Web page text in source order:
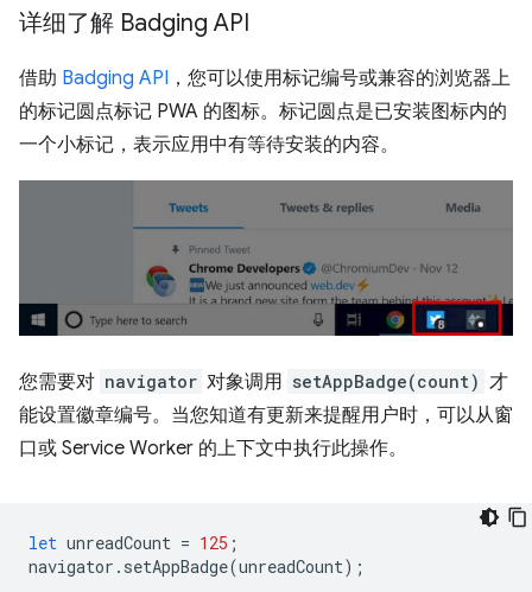
详细了解 Badging API
借助 Badging API ，您可以使用标记编号或兼容的浏览器上
的标记圆点标记 PWA 的图标。标记圆点是已安装图标内的
一个小标记，表示应用中有等待安装的内容。
您需要对 navigator 对象调用 setAppBadge(count) 才
能设置徽章编号。当您知道有更新来提醒用户时，可以从窗
口或 Service Worker 的上下文中执行此操作。
let unreadCount = 125 ;
navigator . setAppBadge(unreadCount);